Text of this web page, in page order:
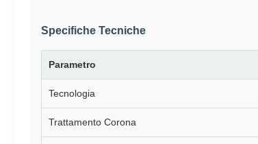
Specifiche Tecniche
Parametro
Tecnologia
Trattamento Corona